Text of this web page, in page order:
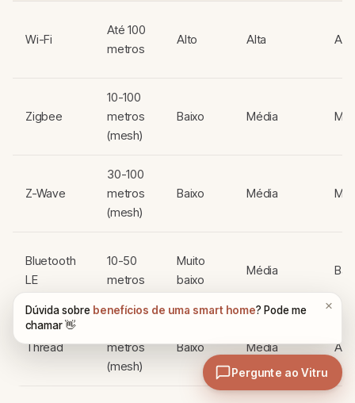
Wi-Fi
Até 100
metros
Alto Alta Alta
Zigbee
10-100
metros
(mesh)
Baixo Média
Z-Wave
30-100
metros
(mesh)
Baixo Média
Bluetooth
LE
10-50
metros
Muito
baixo
Média
Thread
metros
(mesh)
Baixo Média Alta